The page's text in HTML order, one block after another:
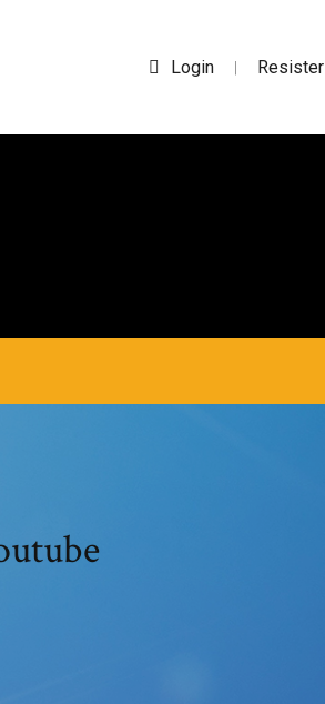
Login | Resister